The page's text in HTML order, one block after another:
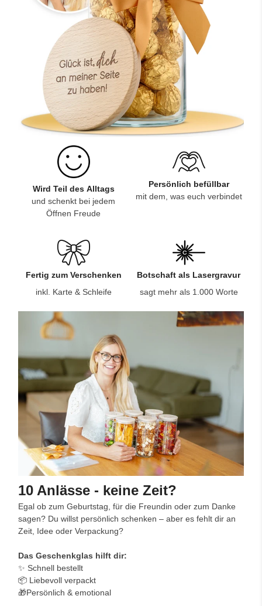
Wird Teil des Alltags
und schenkt bei jedem
Öffnen Freude
Persönlich befüllbar
mit dem, was euch verbindet
Fertig zum Verschenken
inkl. Karte & Schleife
Botschaft als Lasergravur
sagt mehr als 1.000 Worte
10 Anlässe - keine Zeit?
Egal ob zum Geburtstag, für die Freundin oder zum Danke
sagen? Du willst persönlich schenken – aber es fehlt dir an
Zeit, Idee oder Verpackung?
Das Geschenkglas hilft dir:
✨ Schnell bestellt
📦 Liebevoll verpackt
🎁Persönlich & emotional